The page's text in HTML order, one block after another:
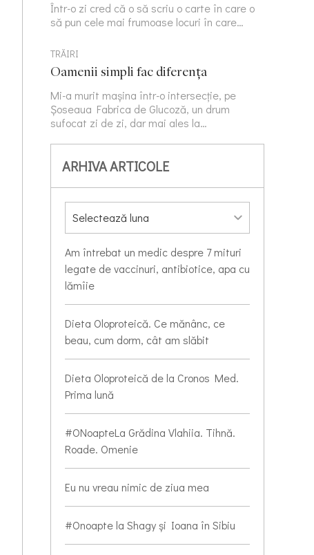
Într-o zi cred că o să scriu o carte în care o
să pun cele mai frumoase locuri în care…
TRĂIRI
Oamenii simpli fac diferența
Mi-a murit mașina într-o intersecție, pe
Șoseaua Fabrica de Glucoză, un drum
sufocat zi de zi, dar mai ales la…
ARHIVA ARTICOLE
Am întrebat un medic despre 7 mituri
legate de vaccinuri, antibiotice, apa cu
lămîie
Dieta Oloproteică. Ce mănânc, ce
beau, cum dorm, cât am slăbit
Dieta Oloproteică de la Cronos Med.
Prima lună
#ONoapteLa Grădina Vlahiia. Tihnă.
Roade. Omenie
Eu nu vreau nimic de ziua mea
#Onoapte la Shagy și Ioana în Sibiu